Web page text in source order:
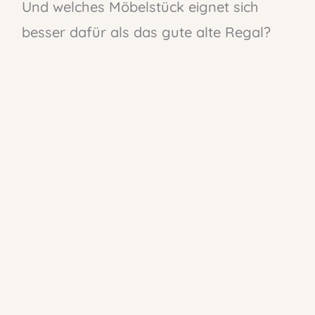
Und welches Möbelstück eignet sich
besser dafür als das gute alte Regal?